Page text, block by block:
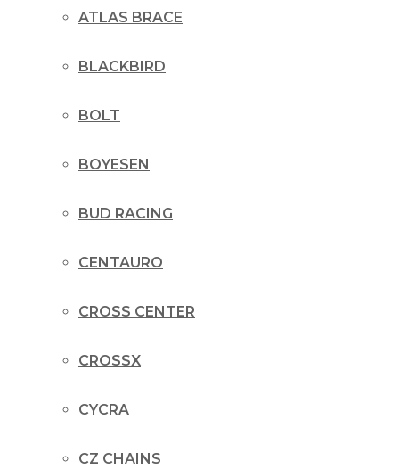
ATLAS BRACE
BLACKBIRD
BOLT
BOYESEN
BUD RACING
CENTAURO
CROSS CENTER
CROSSX
CYCRA
CZ CHAINS